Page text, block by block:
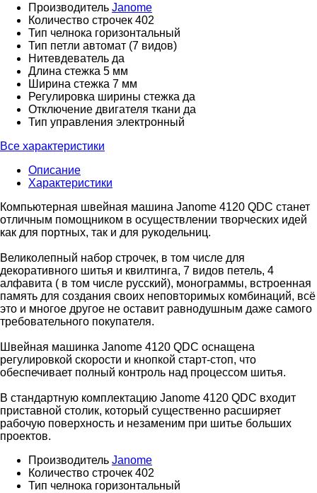
Производитель Janome
Количество строчек 402
Тип челнока горизонтальный
Тип петли автомат (7 видов)
Нитевдеватель да
Длина стежка 5 мм
Ширина стежка 7 мм
Регулировка ширины стежка да
Отключение двигателя ткани да
Тип управления электронный
Все характеристики
Описание
Характеристики
Компьютерная швейная машина Janome 4120 QDC станет
отличным помощником в осуществлении творческих идей
как для портных, так и для рукодельниц.
Великолепный набор строчек, в том числе для
декоративного шитья и квилтинга, 7 видов петель, 4
алфавита ( в том числе русский), монограммы, встроенная
память для создания своих неповторимых комбинаций, всё
это и многое другое не оставит равнодушным даже самого
требовательного покупателя.
Швейная машинка Janome 4120 QDC оснащена
регулировкой скорости и кнопкой старт-стоп, что
обеспечивает полный контроль над процессом шитья.
В стандартную комплектацию Janome 4120 QDC входит
приставной столик, который существенно расширяет
рабочую поверхность и незаменим при шитье больших
проектов.
Производитель Janome
Количество строчек 402
Тип челнока горизонтальный